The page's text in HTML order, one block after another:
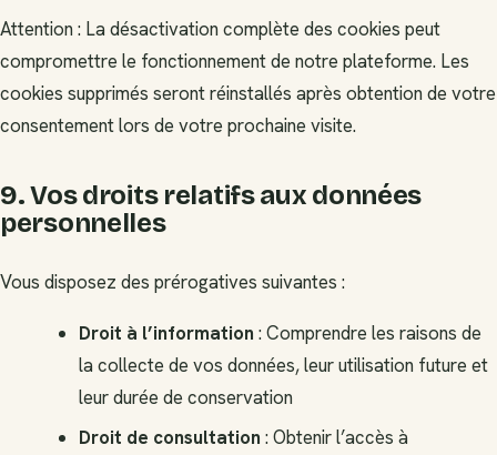
Attention : La désactivation complète des cookies peut
compromettre le fonctionnement de notre plateforme. Les
cookies supprimés seront réinstallés après obtention de votre
consentement lors de votre prochaine visite.
9. Vos droits relatifs aux données
personnelles
Vous disposez des prérogatives suivantes :
Droit à l’information : Comprendre les raisons de
la collecte de vos données, leur utilisation future et
leur durée de conservation
Droit de consultation : Obtenir l’accès à